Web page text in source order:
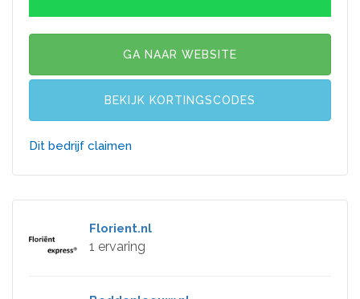
GA NAAR WEBSITE
BEKIJK KORTINGSCODES
Dit bedrijf claimen
Florient.nl
1 ervaring